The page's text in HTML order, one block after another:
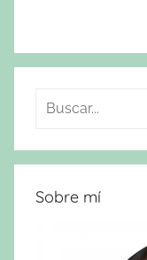
Buscar:
Sobre mí